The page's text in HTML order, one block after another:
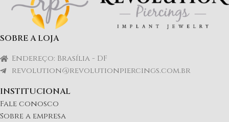
SOBRE A LOJA
Endereço: Brasília - DF
revolution@revolutionpiercings.com.br
INSTITUCIONAL
Fale conosco
Sobre a empresa